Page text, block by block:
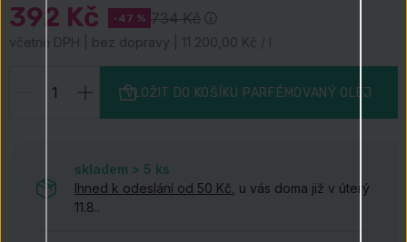
-47 %
392 Kč 734 Kč
včetně DPH | bez dopravy | 11 200,00 Kč / l
VLOŽIT DO KOŠÍKU PARFÉMOVANÝ OLEJ
skladem > 5 ks
Ihned k odeslání od 50 Kč , u vás doma již v úterý
11.8..